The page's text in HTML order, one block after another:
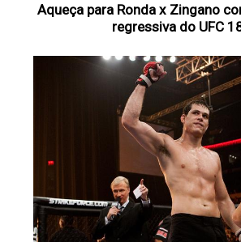
Aqueça para Ronda x Zingano
regressiva do UFC